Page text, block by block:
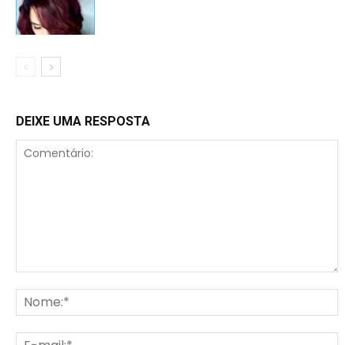
DEIXE UMA RESPOSTA